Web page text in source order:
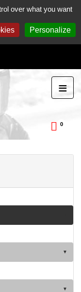
circuit.Vente en
≡
0
over what you want
Personalize